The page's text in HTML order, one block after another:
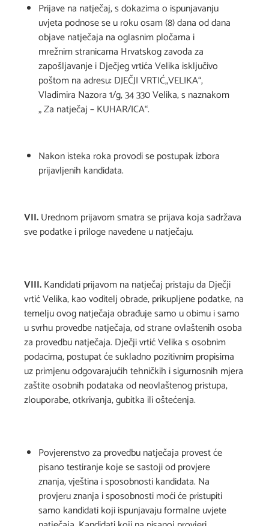
Prijave na natječaj, s dokazima o ispunjavanju
uvjeta podnose se u roku osam (8) dana od dana
objave natječaja na oglasnim pločama i
mrežnim stranicama Hrvatskog zavoda za
zapošljavanje i Dječjeg vrtića Velika isključivo
poštom na adresu: DJEČJI VRTIĆ„VELIKA“,
Vladimira Nazora 1/g, 34 330 Velika, s naznakom
„ Za natječaj – KUHAR/ICA“.
Nakon isteka roka provodi se postupak izbora
prijavljenih kandidata.
VII.Urednom prijavom smatra se prijava koja sadržava
sve podatke i priloge navedene u natječaju.
VIII.Kandidati prijavom na natječaj pristaju da Dječji
vrtić Velika, kao voditelj obrade, prikupljene podatke, na
temelju ovog natječaja obrađuje samo u obimu i samo
u svrhu provedbe natječaja, od strane ovlaštenih osoba
za provedbu natječaja. Dječji vrtić Velika s osobnim
podacima, postupat će sukladno pozitivnim propisima
uz primjenu odgovarajućih tehničkih i sigurnosnih mjera
zaštite osobnih podataka od neovlaštenog pristupa,
zlouporabe, otkrivanja, gubitka ili oštećenja.
Povjerenstvo za provedbu natječaja provest će
pisano testiranje koje se sastoji od provjere
znanja, vještina i sposobnosti kandidata. Na
provjeru znanja i sposobnosti moći će pristupiti
samo kandidati koji ispunjavaju formalne uvjete